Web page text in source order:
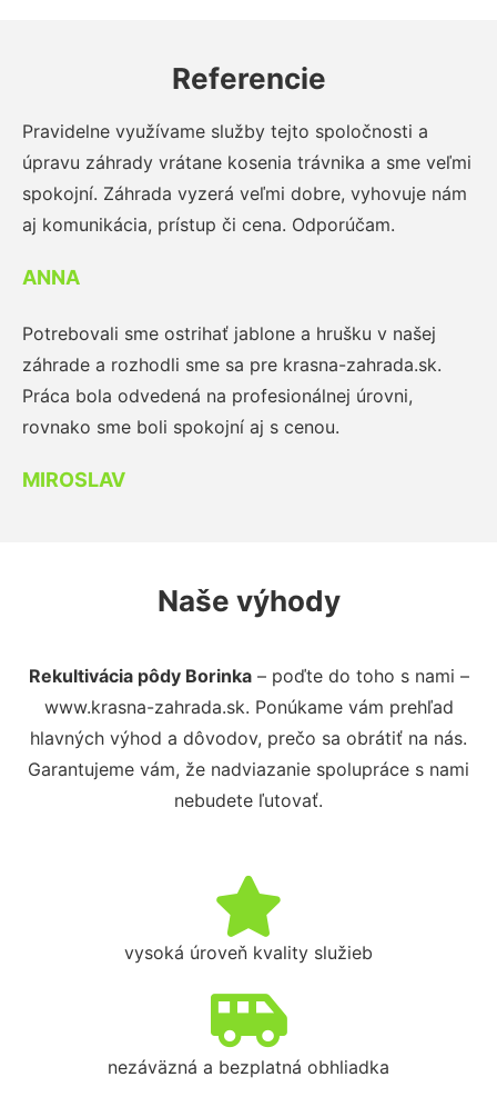
Referencie
Pravidelne využívame služby tejto spoločnosti a
úpravu záhrady vrátane kosenia trávnika a sme veľmi
spokojní. Záhrada vyzerá veľmi dobre, vyhovuje nám
aj komunikácia, prístup či cena. Odporúčam.
ANNA
Potrebovali sme ostrihať jablone a hrušku v našej
záhrade a rozhodli sme sa pre krasna-zahrada.sk.
Práca bola odvedená na profesionálnej úrovni,
rovnako sme boli spokojní aj s cenou.
MIROSLAV
Naše výhody
Rekultivácia pôdy Borinka– poďte do toho s nami –
www.krasna-zahrada.sk. Ponúkame vám prehľad
hlavných výhod a dôvodov, prečo sa obrátiť na nás.
Garantujeme vám, že nadviazanie spolupráce s nami
nebudete ľutovať.
vysoká úroveň kvality služieb
nezáväzná a bezplatná obhliadka